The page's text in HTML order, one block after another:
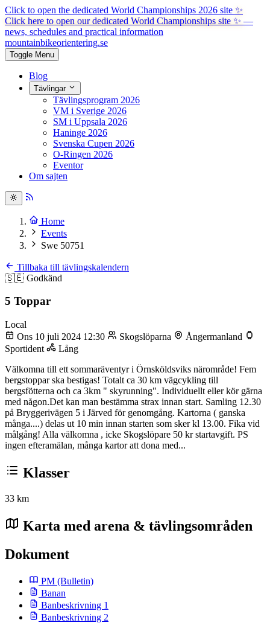
Click to open the dedicated World Championships 2026 site ✨
Click here to open our dedicated World Championships site ✨—
news, schedules and practical information
mountainbikeorientering.se
Toggle Menu
Blog
Tävlingar
Tävlingsprogram 2026
VM i Sverige 2026
SM i Uppsala 2026
Haninge 2026
Svenska Cupen 2026
O-Ringen 2026
Eventor
Om sajten
Home
Events
Swe 50751
Tillbaka till tävlingskalendern
🇸🇪 Godkänd
5 Toppar
Local
Ons 10 juli 2024 12:30
Skogslöparna
Ångermanland
Sportident
Lång
Välkomna till ett sommaräventyr i Örnsköldsviks närområde! Fem
bergstoppar ska bestigas! Totalt ca 30 km vägcykling till
bergsfötterna och ca 3km " skyrunning". Individuellt eller kör gärna
med någon.Det kan man bestämma strax innan start. Samling 12.30
på Bryggerivägen 5 i Järved för genomgång. Kartorna ( ganska
många....) delas ut 10 min innan starten som sker kl 13.00. Fika vid
målgång! Alla välkomna , icke Skogslöpare 50 kr startavgift. PS
ingen efteramälan, många kartor att dona med...
Klasser
33 km
Karta med arena & tävlingsområden
Dokument
PM (Bulletin)
Banan
Banbeskrivning 1
Banbeskrivning 2